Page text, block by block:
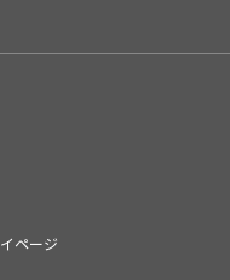
ページ